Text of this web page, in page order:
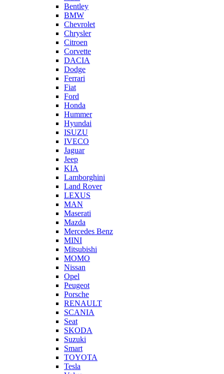
Bentley
BMW
Chevrolet
Chrysler
Citroen
Corvette
DACIA
Dodge
Ferrari
Fiat
Ford
Honda
Hummer
Hyundai
ISUZU
IVECO
Jaguar
Jeep
KIA
Lamborghini
Land Rover
LEXUS
MAN
Maserati
Mazda
Mercedes Benz
MINI
Mitsubishi
MOMO
Nissan
Opel
Peugeot
Porsche
RENAULT
SCANIA
Seat
SKODA
Suzuki
Smart
TOYOTA
Tesla